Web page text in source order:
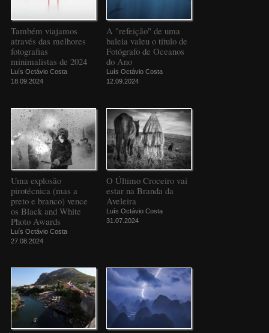
Também viajamos
através das melhores
fotografias
minimalistas de 2024
Luís Octávio Costa
18.09.2024
A "refeição" de uma
baleia valeu o título de
Fotógrafo de Oceanos
do Ano
Luís Octávio Costa
12.09.2024
Uma explosão
pirotécnica (mas a
preto e branco) vence
os Black and White
Photo Awards
Luís Octávio Costa
27.08.2024
O Último Croceiro vai
estar na Branda da
Aveleira
Luís Octávio Costa
31.07.2024